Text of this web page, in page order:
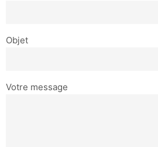
Objet
Votre message